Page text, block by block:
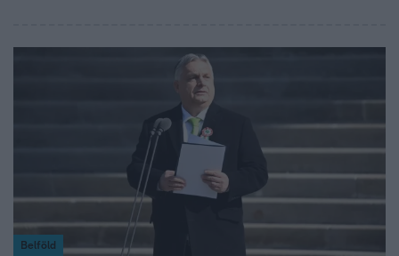
Belföld